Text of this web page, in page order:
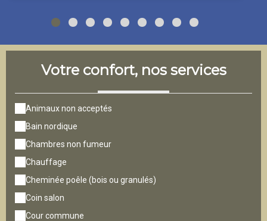
Votre confort, nos services
Animaux non acceptés
Bain nordique
Chambres non fumeur
Chauffage
Cheminée poêle (bois ou granulés)
Coin salon
Cour commune